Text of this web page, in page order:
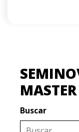
MASTER
Buscar